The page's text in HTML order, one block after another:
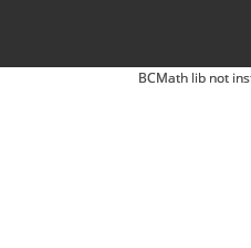
BCMath lib not